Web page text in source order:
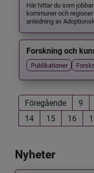
Här hittar du som
kommuner och
anledning av
Forskning och
Publikationer
Föregående 9
14
15 16
Nyheter